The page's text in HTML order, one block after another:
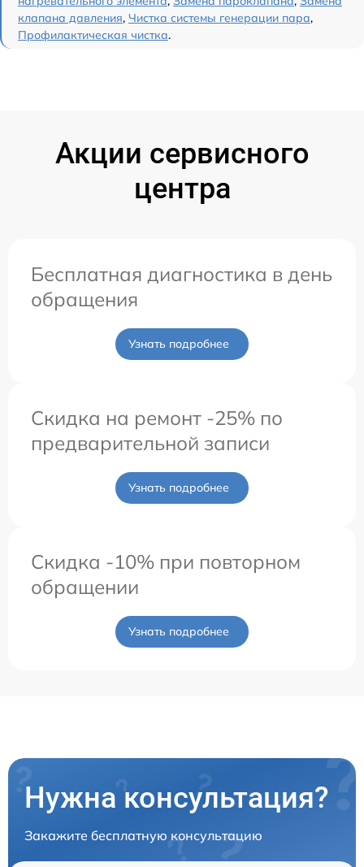
клапана давления, Чистка системы генерации пара,
Профилактическая чистка.
Акции сервисного
центра
Бесплатная диагностика в день
обращения
Узнать подробнее
Скидка на ремонт -25% по
предварительной записи
Узнать подробнее
Скидка -10% при повторном
обращении
Узнать подробнее
Нужна консультация?
Закажите бесплатную консультацию